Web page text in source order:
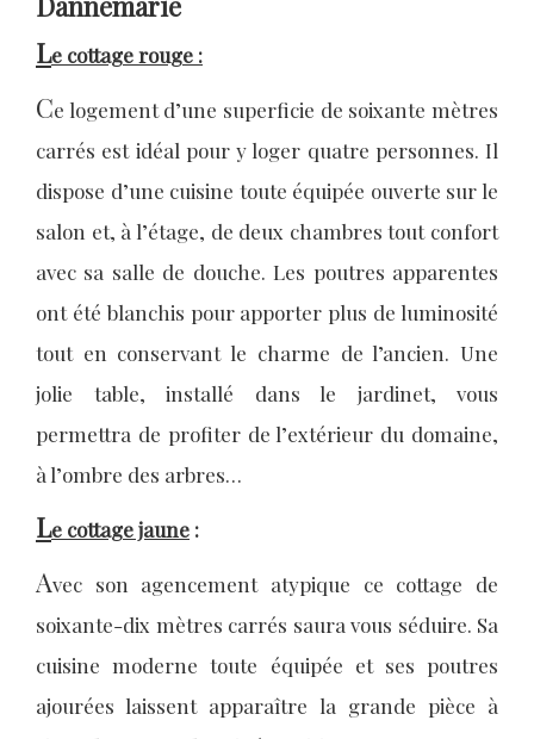
Le cottage rouge :
Ce logement d’une superficie de soixante mètres
carrés est idéal pour y loger quatre personnes. Il
dispose d’une cuisine toute équipée ouverte sur le
salon et, à l’étage, de deux chambres tout confort
avec sa salle de douche. Les poutres apparentes
ont été blanchis pour apporter plus de luminosité
tout en conservant le charme de l’ancien. Une
jolie table, installé dans le jardinet, vous
permettra de profiter de l’extérieur du domaine,
à l’ombre des arbres…
Le cottage jaune :
Avec son agencement atypique ce cottage de
soixante-dix mètres carrés saura vous séduire. Sa
cuisine moderne toute équipée et ses poutres
ajourées laissent apparaître la grande pièce à